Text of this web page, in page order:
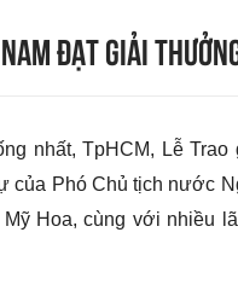
ĐẠT GIẢI
nhất, TpHCM, Lễ
của Phó Chủ tịch nước
Hoa, cùng với nhiều